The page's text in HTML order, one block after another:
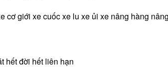
cơ giới xe cuốc xe lu xe ủi xe nâng hàng
hết đời hết liên hạn